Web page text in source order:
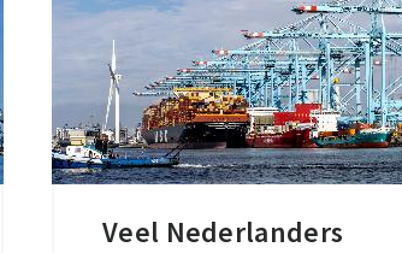
Veel Nederlanders
Veel